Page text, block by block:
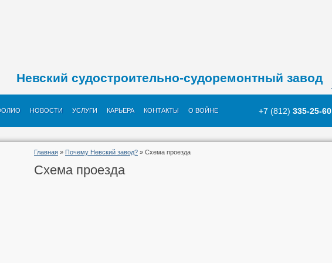
Невский судостроительно-судоремонтный завод
НОВОСТИ УСЛУГИ КАРЬЕРА КОНТАКТЫ О ВОЙНЕ +7 (812) 335-25-60
Главная » Почему Невский завод? » Схема проезда
Схема проезда